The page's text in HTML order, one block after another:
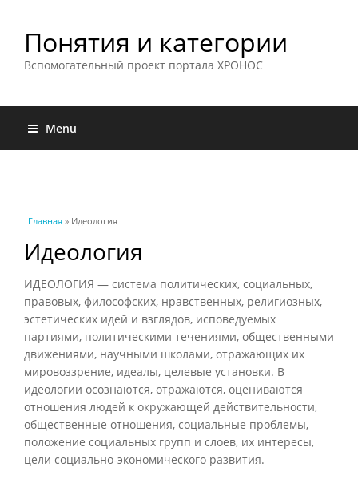
Понятия и категории
Вспомогательный проект портала ХРОНОС
Menu
Вы здесь
Главная » Идеология
Идеология
ИДЕОЛОГИЯ — система политических, социальных,
правовых, философских, нравственных, религиозных,
эстетических идей и взглядов, исповедуемых
партиями, политическими течениями, общественными
движениями, научными школами, отражающих их
мировоззрение, идеалы, целевые установки. В
идеологии осознаются, отражаются, оцениваются
отношения людей к окружающей действительности,
общественные отношения, социальные проблемы,
положение социальных групп и слоев, их интересы,
цели социально-экономического развития.